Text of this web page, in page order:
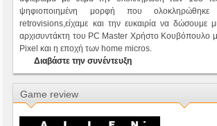
ψηφιοποιημένη μορφή που
retrovisions,είχαμε και την ευκαιρία να δώσουμε
αρχισυντάκτη του PC Master Χρήστο Κουβόπουλο
Pixel και η εποχή των home micros.
Διαβάστε την συνέντευξη
Game review